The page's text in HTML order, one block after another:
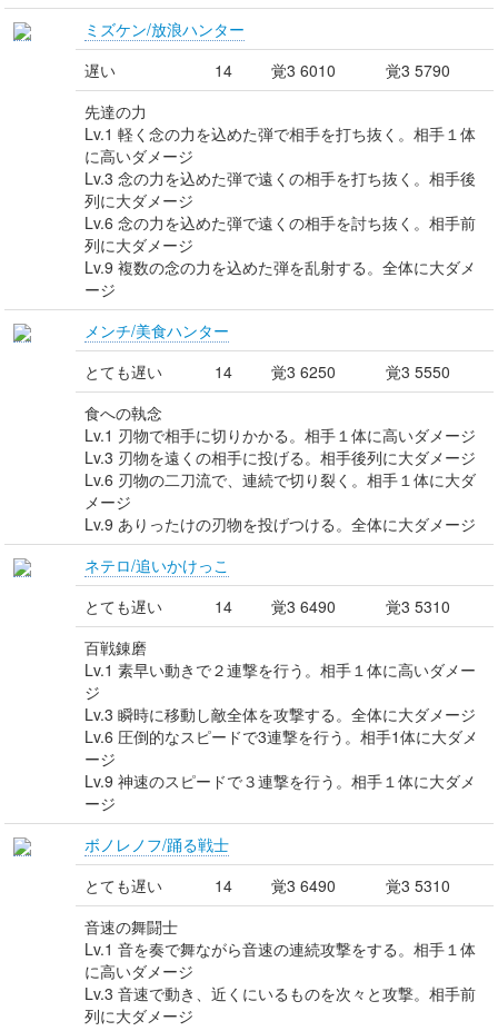
ミズケン/放浪ハンター
遅い
14 覚3 6010
覚3 5790
先達の力
Lv.1 軽く念の力を込めた弾で相手を打ち抜く。相手１体
に高いダメージ
Lv.3 念の力を込めた弾で遠くの相手を打ち抜く。相手後
列に大ダメージ
Lv.6 念の力を込めた弾で遠くの相手を討ち抜く。相手前
列に大ダメージ
Lv.9 複数の念の力を込めた弾を乱射する。全体に大ダメ
ージ
メンチ/美食ハンター
とても遅い
14 覚3 6250
覚3 5550
食への執念
Lv.1 刃物で相手に切りかかる。相手１体に高いダメージ
Lv.3 刃物を遠くの相手に投げる。相手後列に大ダメージ
Lv.6 刃物の二刀流で、連続で切り裂く。相手１体に大ダ
メージ
Lv.9 ありったけの刃物を投げつける。全体に大ダメージ
ネテロ/追いかけっこ
とても遅い
14 覚3 6490
覚3 5310
百戦錬磨
Lv.1 素早い動きで２連撃を行う。相手１体に高いダメー
ジ
Lv.3 瞬時に移動し敵全体を攻撃する。全体に大ダメージ
Lv.6 圧倒的なスピードで3連撃を行う。相手1体に大ダメ
ージ
Lv.9 神速のスピードで３連撃を行う。相手１体に大ダメ
ージ
ボノレノフ/踊る戦士
とても遅い
14 覚3 6490
覚3 5310
音速の舞闘士
Lv.1 音を奏で舞ながら音速の連続攻撃をする。相手１体
に高いダメージ
Lv.3 音速で動き、近くにいるものを次々と攻撃。相手前
列に大ダメージ